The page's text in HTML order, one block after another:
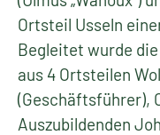
Ortsteil Usseln
Begleitet wurde
aus 4 Ortsteilen
(Geschäftsführer),
Auszubildenden